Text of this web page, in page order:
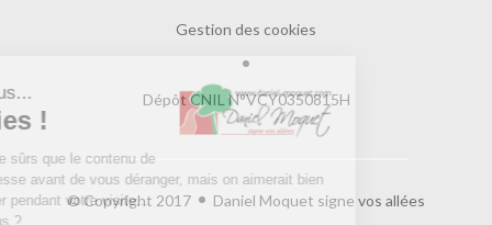
Gestion des cookies
Dépôt CNIL N°VCY0350815H
© Copyright 2017 Daniel Moquet signe vos allées
Salut c'est nous...
les Cookies !
On a attendu d'être sûrs que le contenu de
ce site vous intéresse avant de vous déranger, mais on aimerait bien
vous accompagner pendant votre visite...